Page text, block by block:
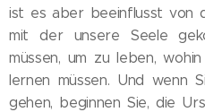
ist es aber beeinflusst von
mit der unsere Seele
müssen, um zu leben,
lernen müssen. Und wenn
gehen, beginnen Sie, die